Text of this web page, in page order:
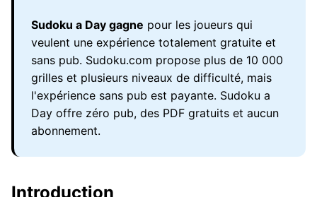
Sudoku a Day gagne pour les joueurs qui
veulent une expérience totalement gratuite et
sans pub. Sudoku.com propose plus de 10 000
grilles et plusieurs niveaux de difficulté, mais
l'expérience sans pub est payante. Sudoku a
Day offre zéro pub, des PDF gratuits et aucun
abonnement.
Introduction